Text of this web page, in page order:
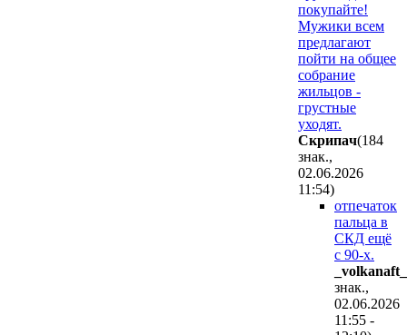
покупайте!
Мужики всем
предлагают
пойти на общее
собрание
жильцов -
грустные
уходят.
Cкpипaч(184
знак.,
02.06.2026
11:54)
отпечаток
пальца в
СКД ещё
с 90-х.
_volkanaft_
знак.,
02.06.2026
11:55 -